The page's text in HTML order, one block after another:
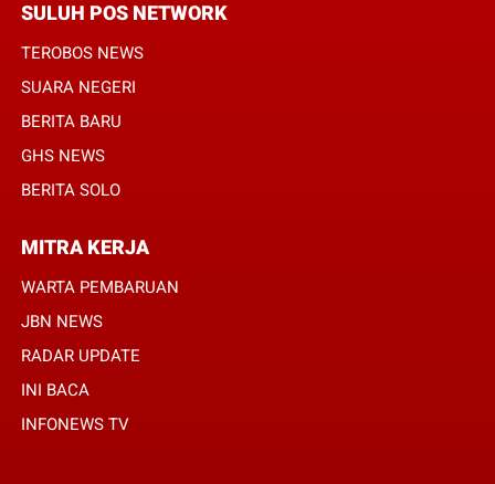
SULUH POS NETWORK
TEROBOS NEWS
SUARA NEGERI
BERITA BARU
GHS NEWS
BERITA SOLO
MITRA KERJA
WARTA PEMBARUAN
JBN NEWS
RADAR UPDATE
INI BACA
INFONEWS TV